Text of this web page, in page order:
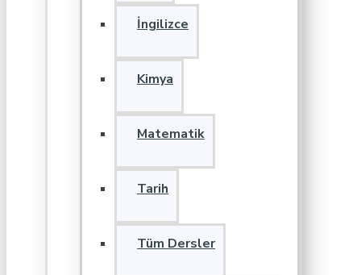
İngilizce
Kimya
Matematik
Tarih
Tüm Dersler